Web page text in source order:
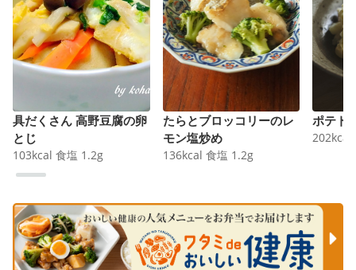
具だくさん 高野豆腐の卵
とじ
103kcal 食塩 1.2g
たらとブロッコリーのレ
モン塩炒め
136kcal 食塩 1.2g
ポテト
202kcal